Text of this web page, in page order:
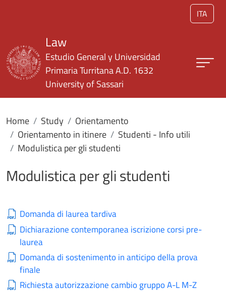
ITA
Law
Estudio General y Universidad
Primaria Turritana A.D. 1632
University of Sassari
Home Study
Orientamento
Orientamento in itinere
Studenti - Info utili
Modulistica per gli studenti
Modulistica per gli studenti
Domanda di laurea tardiva
Dichiarazione contemporanea iscrizione corsi pre-
laurea
Domanda di sostenimento in anticipo della prova
finale
Richiesta autorizzazione cambio gruppo A-L M-Z